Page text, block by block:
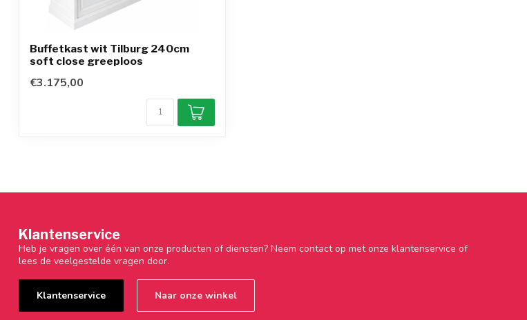
Buffetkast wit Tilburg 240cm
soft close greeploos
€3.175,00
Klantenservice
Heb je vragen over één van onze producten of diensten? Neem contact op met onze klantenservice of
lees de veelgestelde vragen door.
Klantenservice Naar onze winkel